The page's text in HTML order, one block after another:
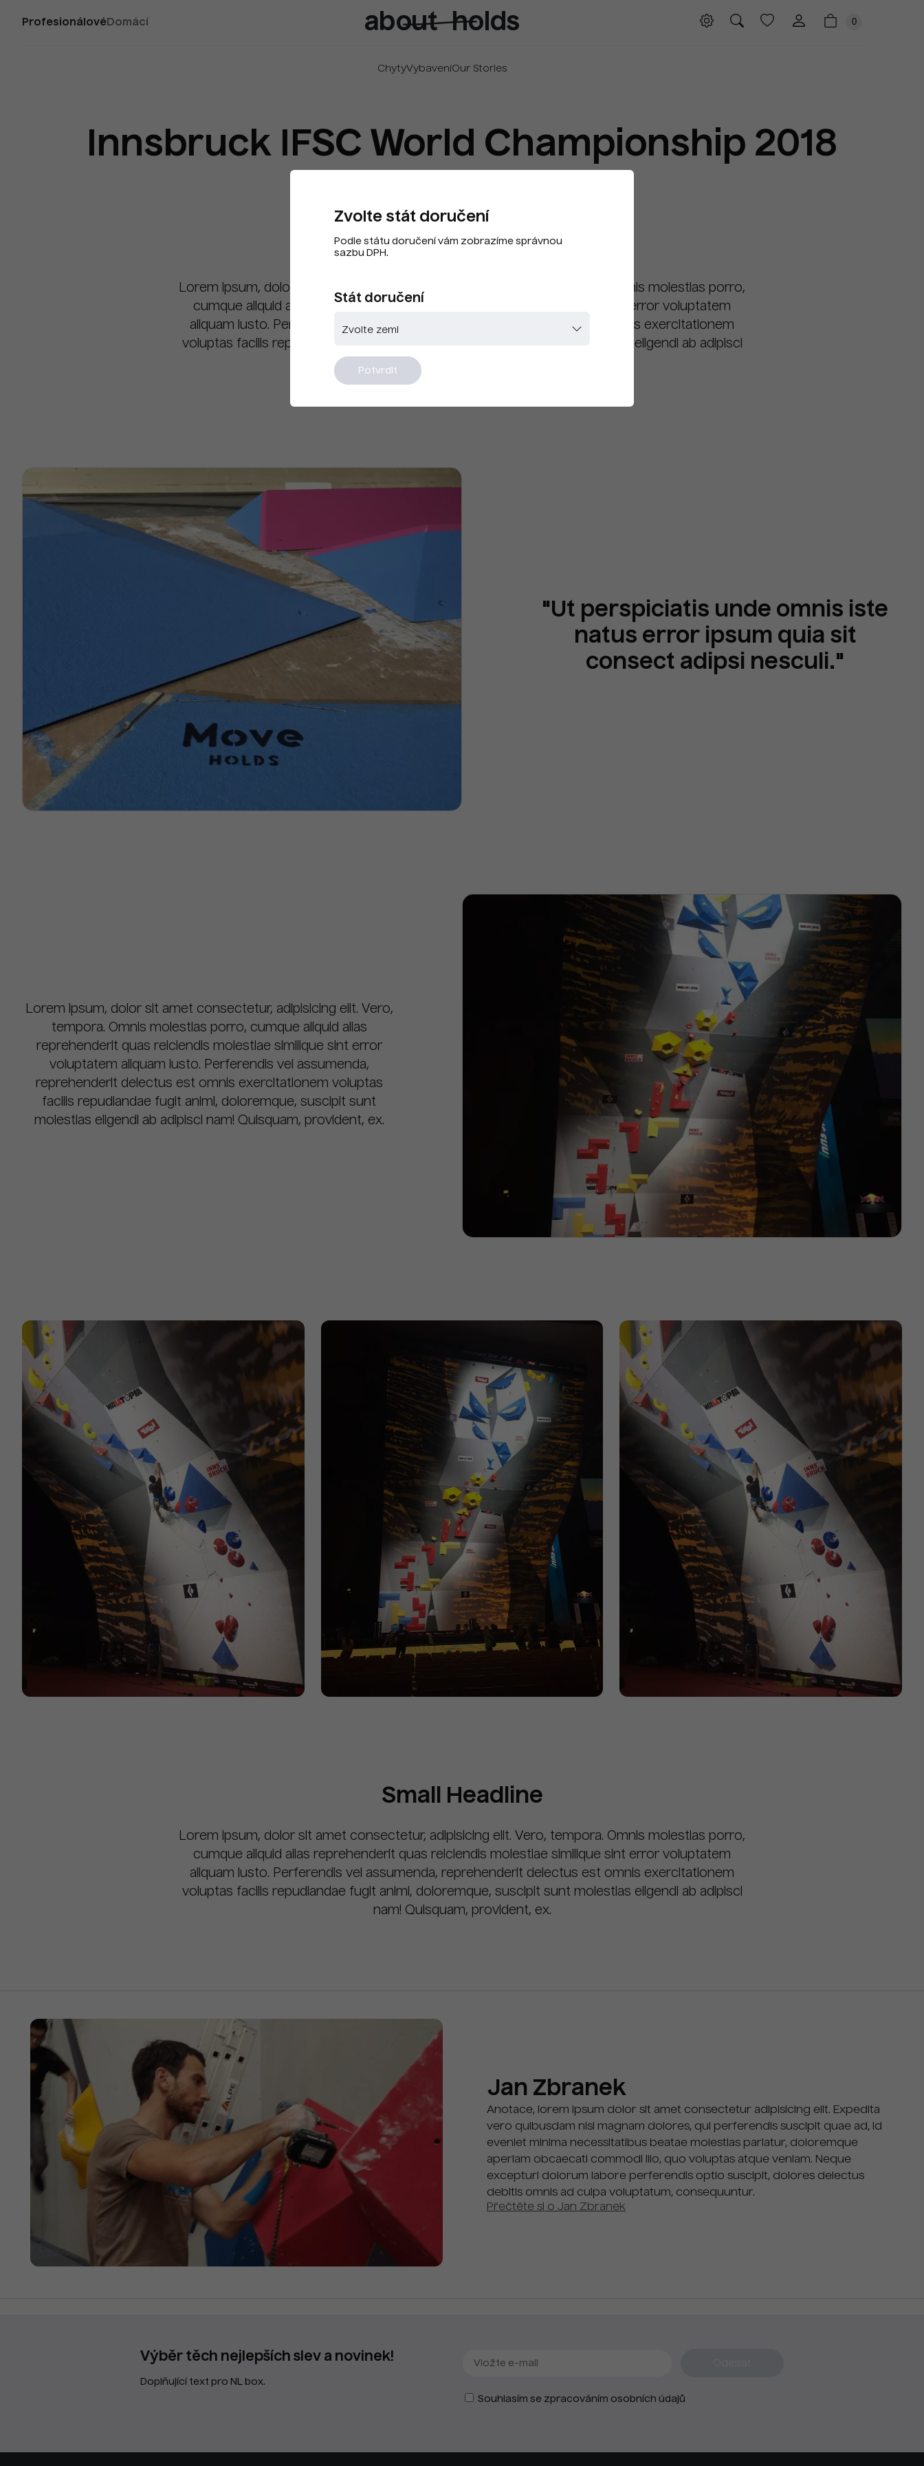
Profesionálové Domácí
ChytyVybaveníOur Stories
0
Innsbruck IFSC World Championship 2018
Lorem ipsum, dolor sit amet consectetur, adipisicing elit. Vero, tempora. Omnis molestias porro,
cumque aliquid alias reprehenderit quas reiciendis molestiae similique sint error voluptatem
aliquam iusto. Perferendis vel assumenda, reprehenderit delectus est omnis exercitationem
voluptas facilis repudiandae fugit animi, doloremque, suscipit sunt molestias eligendi ab adipisci
nam! Quisquam, provident, ex.
"Ut perspiciatis unde omnis iste
natus error ipsum quia sit
consect adipsi nesculi."
Lorem ipsum, dolor sit amet consectetur, adipisicing elit. Vero,
tempora. Omnis molestias porro, cumque aliquid alias
reprehenderit quas reiciendis molestiae similique sint error
voluptatem aliquam iusto. Perferendis vel assumenda,
reprehenderit delectus est omnis exercitationem voluptas
facilis repudiandae fugit animi, doloremque, suscipit sunt
molestias eligendi ab adipisci nam! Quisquam, provident, ex.
Small Headline
Lorem ipsum, dolor sit amet consectetur, adipisicing elit. Vero, tempora. Omnis molestias porro,
cumque aliquid alias reprehenderit quas reiciendis molestiae similique sint error voluptatem
aliquam iusto. Perferendis vel assumenda, reprehenderit delectus est omnis exercitationem
voluptas facilis repudiandae fugit animi, doloremque, suscipit sunt molestias eligendi ab adipisci
nam! Quisquam, provident, ex.
Jan Zbranek
Anotace, lorem ipsum dolor sit amet consectetur adipisicing elit. Expedita
vero quibusdam nisi magnam dolores, qui perferendis suscipit quae ad, id
eveniet minima necessitatibus beatae molestias pariatur, doloremque
aperiam obcaecati commodi illo, quo voluptas atque veniam. Neque
excepturi dolorum labore perferendis optio suscipit, dolores delectus
debitis omnis ad culpa voluptatum, consequuntur.
Přečtěte si o Jan Zbranek
Výběr těch nejlepších slev a novinek!
Doplňující text pro NL box.
Souhlasím se zpracováním osobních údajů
Zvolte stát doručení
Podle státu doručení vám zobrazíme správnou
sazbu DPH.
Stát doručení
Potvrdit